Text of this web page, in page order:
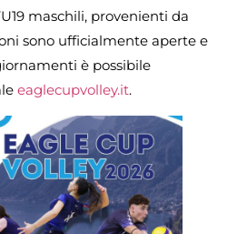
maschili, provenienti da
sono ufficialmente aperte e
è possibile
eaglecupvolley.it.